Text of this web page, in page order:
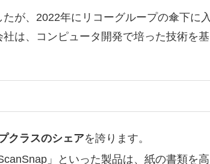
が、2022年にリコーグループの傘下に入
は、コンピュータ開発で培った技術を基
クラスのシェアを誇ります。
」といった製品は、紙の書類を高